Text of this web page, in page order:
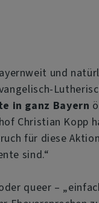
und
in ganz Bayern
Christian Kopp
für diese
sind.“
queer –